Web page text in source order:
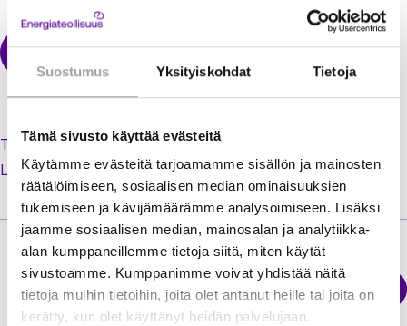
Suostumus Yksityiskohdat Tietoja
Tämä sivusto käyttää evästeitä
Käytämme evästeitä tarjoamamme sisällön ja mainosten
räätälöimiseen, sosiaalisen median ominaisuuksien
tukemiseen ja kävijämäärämme analysoimiseen. Lisäksi
jaamme sosiaalisen median, mainosalan ja analytiikka-
alan kumppaneillemme tietoja siitä, miten käytät
sivustoamme. Kumppanimme voivat yhdistää näitä
tietoja muihin tietoihin, joita olet antanut heille tai joita on
kerätty, kun olet käyttänyt heidän palvelujaan.
Tilaa uusi salasana unohtuneen tilalle
Luo käyttäjätili jäsenextraan
Energiateollisuus
Sähkökatkokartta